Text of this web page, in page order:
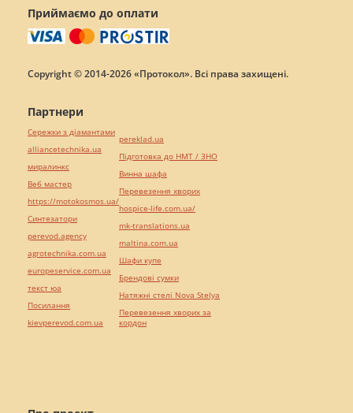
Приймаємо до оплати
Copyright © 2014-2026 «Протокол». Всі права захищені.
Партнери
Сережки з діамантами
alliancetechnika.ua
миралинкс
Веб мастер
https://motokosmos.ua/
Синтезатори
perevod.agency
agrotechnika.com.ua
europeservice.com.ua
текст юа
Посилання
kievperevod.com.ua
pereklad.ua
Підготовка до НМТ / ЗНО
Винна шафа
Перевезення хворих
hospice-life.com.ua/
mk-translations.ua
maltina.com.ua
Шафи купе
Брендові сумки
Натяжні стелі Nova Stelya
Перевезення хворих за
кордон